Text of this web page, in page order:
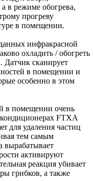
в режиме обогрева,
прогреву
в помещении.
инфракрасной
охладить / обогреть
Датчик сканирует
в помещении и
особенно в этом
в помещении очень
FTXA
для удаления частиц
тем самым
вырабатывает
активируют
реакция убивает
грибков, а также